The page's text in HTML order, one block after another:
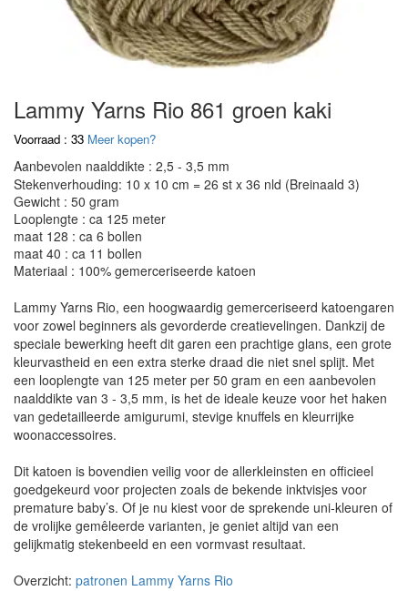
Lammy Yarns Rio 861 groen kaki
Voorraad : 33 Meer kopen?
Aanbevolen naalddikte : 2,5 - 3,5 mm
Stekenverhouding: 10 x 10 cm = 26 st x 36 nld (Breinaald 3)
Gewicht : 50 gram
Looplengte : ca 125 meter
maat 128 : ca 6 bollen
maat 40 : ca 11 bollen
Materiaal : 100% gemerceriseerde katoen
Lammy Yarns Rio, een hoogwaardig gemerceriseerd katoengaren
voor zowel beginners als gevorderde creatievelingen. Dankzij de
speciale bewerking heeft dit garen een prachtige glans, een grote
kleurvastheid en een extra sterke draad die niet snel splijt. Met
een looplengte van 125 meter per 50 gram en een aanbevolen
naalddikte van 3 - 3,5 mm, is het de ideale keuze voor het haken
van gedetailleerde amigurumi, stevige knuffels en kleurrijke
woonaccessoires.
Dit katoen is bovendien veilig voor de allerkleinsten en officieel
goedgekeurd voor projecten zoals de bekende inktvisjes voor
premature baby’s. Of je nu kiest voor de sprekende uni-kleuren of
de vrolijke gemêleerde varianten, je geniet altijd van een
gelijkmatig stekenbeeld en een vormvast resultaat.
Overzicht: patronen Lammy Yarns Rio